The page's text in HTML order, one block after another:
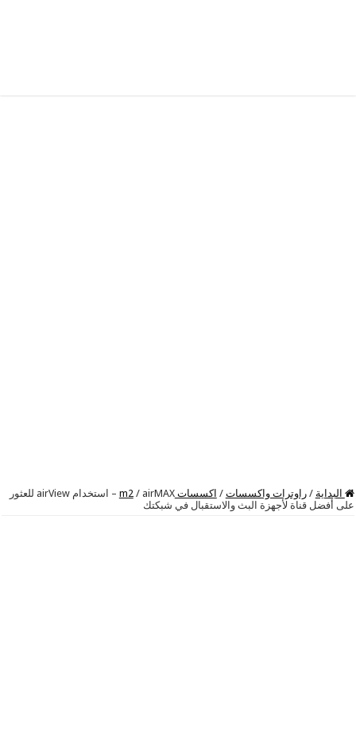
البداية / راوترات واكسسات / اكسسات m2 /
airMAX – استخدام airView للعثور
على أفضل قناة لأجهزة البث والاستقبال في شبكتك